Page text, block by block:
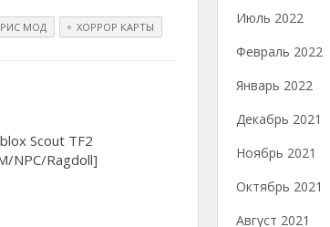
МОД ХОРРОР КАРТЫ
Scout TF2
NPC/Ragdoll]
Июль 2022
Февраль 2022
Январь 2022
Декабрь 2021
Ноябрь 2021
Октябрь 2021
Август 2021